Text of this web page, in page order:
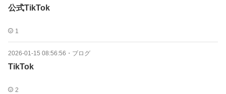
公式TikTok
1
2026-01-15 08:56:56 ・ ブログ
TikTok
2